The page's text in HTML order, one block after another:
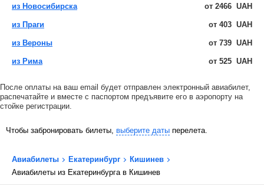
из Новосибирска от 2466 UAH
из Праги от 403 UAH
из Вероны от 739 UAH
из Рима от 525 UAH
После оплаты на ваш email будет отправлен электронный авиабилет,
распечатайте и вместе с паспортом предъявите его в аэропорту на
стойке регистрации.
Чтобы забронировать билеты, выберите даты перелета.
Авиабилеты Екатеринбург
Кишинев
Авиабилеты из Екатеринбурга в Кишинев